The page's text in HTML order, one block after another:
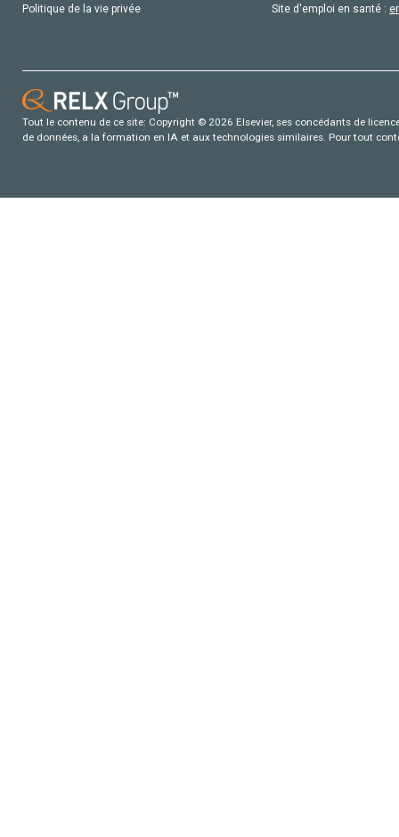
Politique de la vie privée
Site d'emploi en santé :
Tout le contenu de ce site: Copyright © 2026 Elsevier, ses concédants de
de données, a la formation en IA et aux technologies similaires. Pour tout